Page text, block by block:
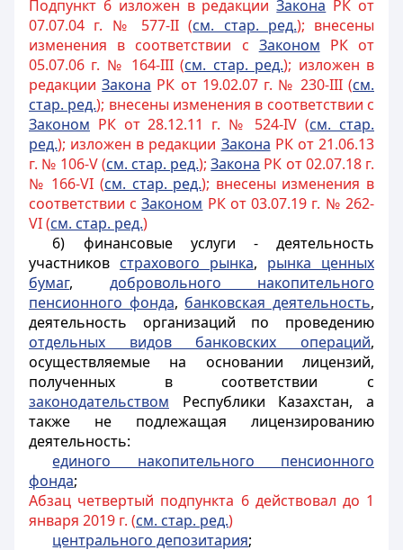
Подпункт 6 изложен в редакцииЗакона РК от
07.07.04 г. № 577-II (см. стар. ред.); внесены
изменения в соответствии с Законом РК от
05.07.06 г. № 164-III (см. стар. ред.); изложен в
редакцииЗакона РК от 19.02.07 г. № 230-III (см.
стар. ред.); внесены изменения в соответствии с
Законом РК от 28.12.11 г. № 524-IV (см. стар.
ред.); изложен в редакции Закона РК от 21.06.13
г. № 106-V (см. стар. ред.);Закона РК от 02.07.18 г.
№ 166-VI (см. стар. ред.); внесены изменения в
соответствии сЗаконом РК от 03.07.19 г. № 262-
VI (см. стар. ред.)
6) финансовые услуги - деятельность
участников страхового рынка, рынка ценных
бумаг, добровольного накопительного
пенсионного фонда, банковская деятельность,
деятельность организаций по проведению
отдельных видов банковских операций,
осуществляемые на основании лицензий,
полученных в соответствии с
законодательством Республики Казахстан, а
также не подлежащая лицензированию
деятельность:
единого накопительного пенсионного
фонда;
Абзац четвертый подпункта 6 действовал до 1
января 2019 г. (см. стар. ред.)
центрального депозитария;